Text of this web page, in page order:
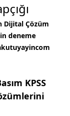
Dijital Çözüm
deneme
KPSS